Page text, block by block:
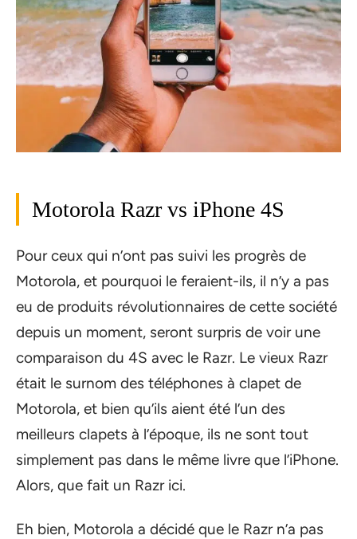
Motorola Razr vs iPhone 4S
Pour ceux qui n’ont pas suivi les progrès de
Motorola, et pourquoi le feraient-ils, il n’y a pas
eu de produits révolutionnaires de cette société
depuis un moment, seront surpris de voir une
comparaison du 4S avec le Razr. Le vieux Razr
était le surnom des téléphones à clapet de
Motorola, et bien qu’ils aient été l’un des
meilleurs clapets à l’époque, ils ne sont tout
simplement pas dans le même livre que l’iPhone.
Alors, que fait un Razr ici.
Eh bien, Motorola a décidé que le Razr n’a pas